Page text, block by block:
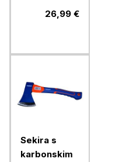
130 cm26,99 €
Sekira s
karbonskim